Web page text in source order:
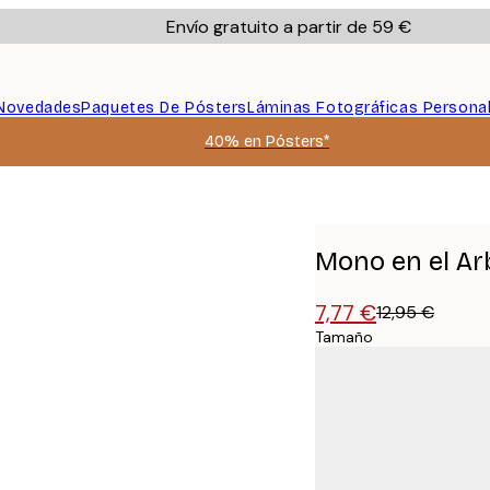
Envío gratuito a partir de 59 €
Paquetes De PóstersLáminas Fotográficas
40% en Pósters*
Mono en el
7,77 €12,95 €
Tamaño